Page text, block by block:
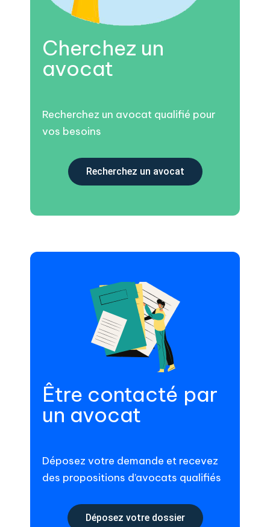
Cherchez un
avocat
Recherchez un avocat qualifié pour
vos besoins
Recherchez un avocat
Être contacté par
un avocat
Déposez votre demande et recevez
des propositions d’avocats qualifiés
Déposez votre dossier